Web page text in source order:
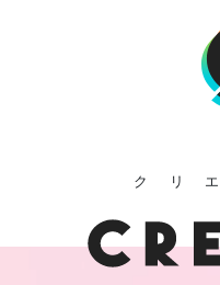
クリ